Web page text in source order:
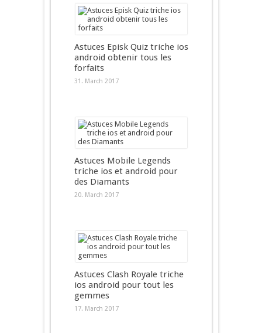
Astuces Episk Quiz triche ios
android obtenir tous les
forfaits
31. March 2017
Astuces Mobile Legends
triche ios et android pour
des Diamants
20. March 2017
Astuces Clash Royale triche
ios android pour tout les
gemmes
17. March 2017